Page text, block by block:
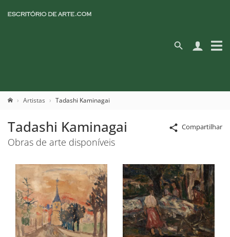
Artistas Tadashi Kaminagai
Compartilhar
Tadashi Kaminagai
Obras de arte disponíveis